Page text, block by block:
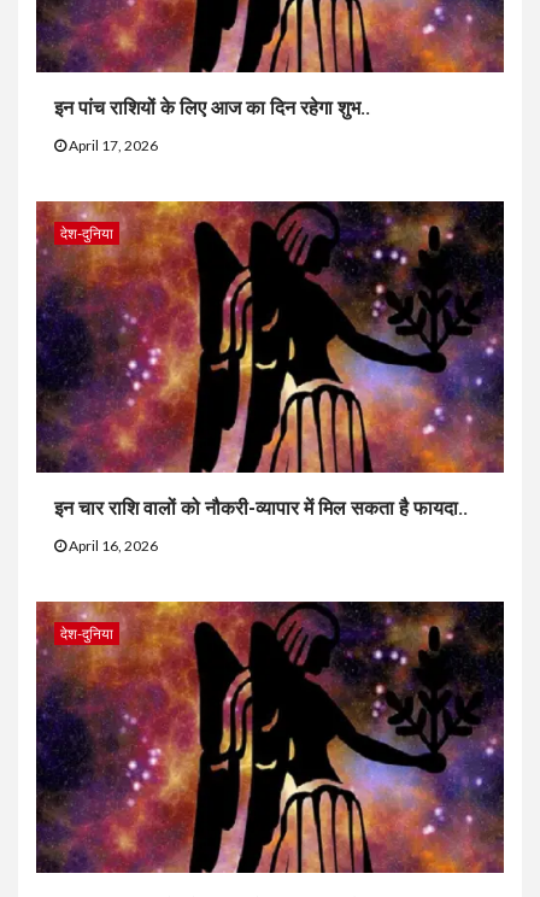
इन पांच राशियों के लिए आज का दिन रहेगा शुभ..
April 17, 2026
देश-दुनिया
इन चार राशि वालों को नौकरी-व्यापार में मिल सकता है फायदा..
April 16, 2026
देश-दुनिया